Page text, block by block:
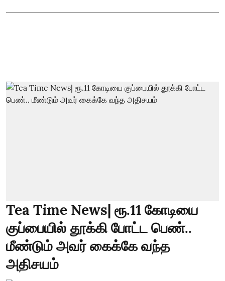
Tea Time News| ரூ.11 கோடியை
குப்பையில் தூக்கி போட்ட பெண்..
மீண்டும் அவர் கைக்கே வந்த
அதிசயம்